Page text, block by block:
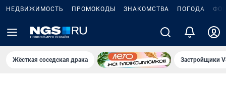
НЕДВИЖИМОСТЬ ПРОМОКОДЫ ЗНАКОМСТВА ПОГОДА
Жёсткая соседская драка Застройщики